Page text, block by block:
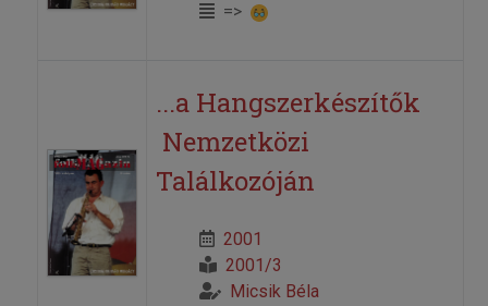
=>
...a Hangszerkészítők
Nemzetközi
Találkozóján
2001
2001/3
Micsik Béla